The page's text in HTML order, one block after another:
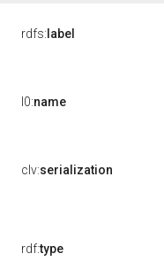
rdfs: label
l0:name
clv:serialization
rdf:type